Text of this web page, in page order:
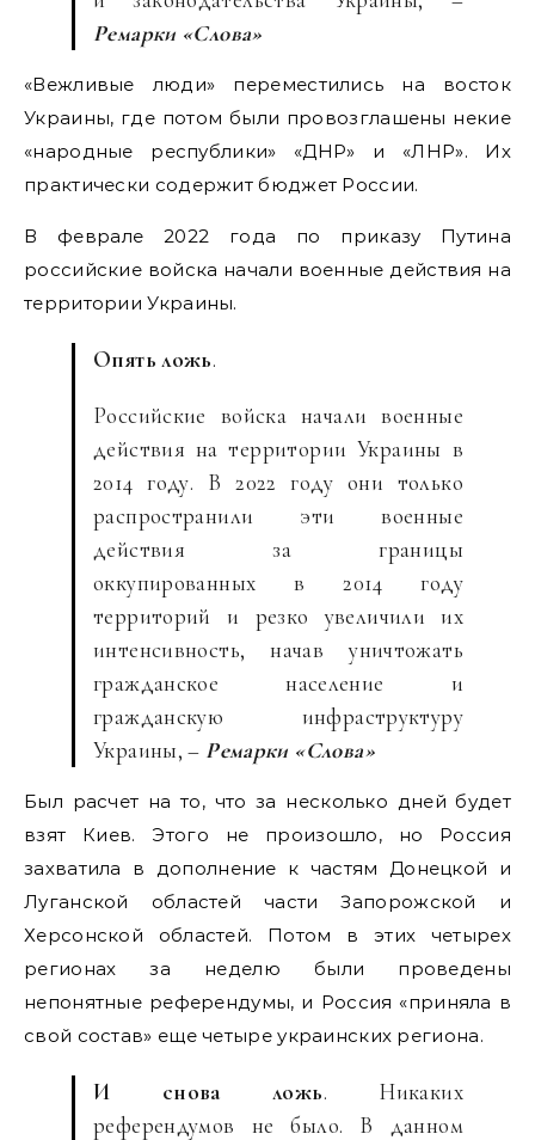
Ремарки «Слова»
«Вежливые люди» переместились на восток
Украины, где потом были провозглашены некие
«народные республики» «ДНР» и «ЛНР». Их
практически содержит бюджет России.
В феврале 2022 года по приказу Путина
российские войска начали военные действия на
территории Украины.
Опять ложь.
Российские войска начали военные
действия на территории Украины в
2014 году. В 2022 году они только
распространили эти военные
действия за границы
оккупированных в 2014 году
территорий и резко увеличили их
интенсивность, начав уничтожать
гражданское население и
гражданскую инфраструктуру
Украины, – Ремарки «Слова»
Был расчет на то, что за несколько дней будет
взят Киев. Этого не произошло, но Россия
захватила в дополнение к частям Донецкой и
Луганской областей части Запорожской и
Херсонской областей. Потом в этих четырех
регионах за неделю были проведены
непонятные референдумы, и Россия «приняла в
свой состав» еще четыре украинских региона.
И снова ложь. Никаких
референдумов не было. В данном